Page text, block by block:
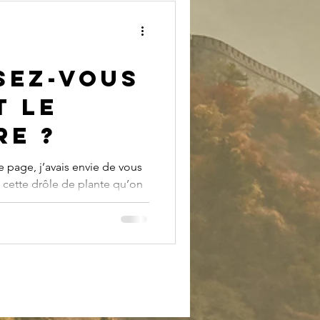
vous
le
?
j’avais envie de vous
drôle de plante qu’on
laquelle circulent de
la plus répandue
le qì (l’énergie) du